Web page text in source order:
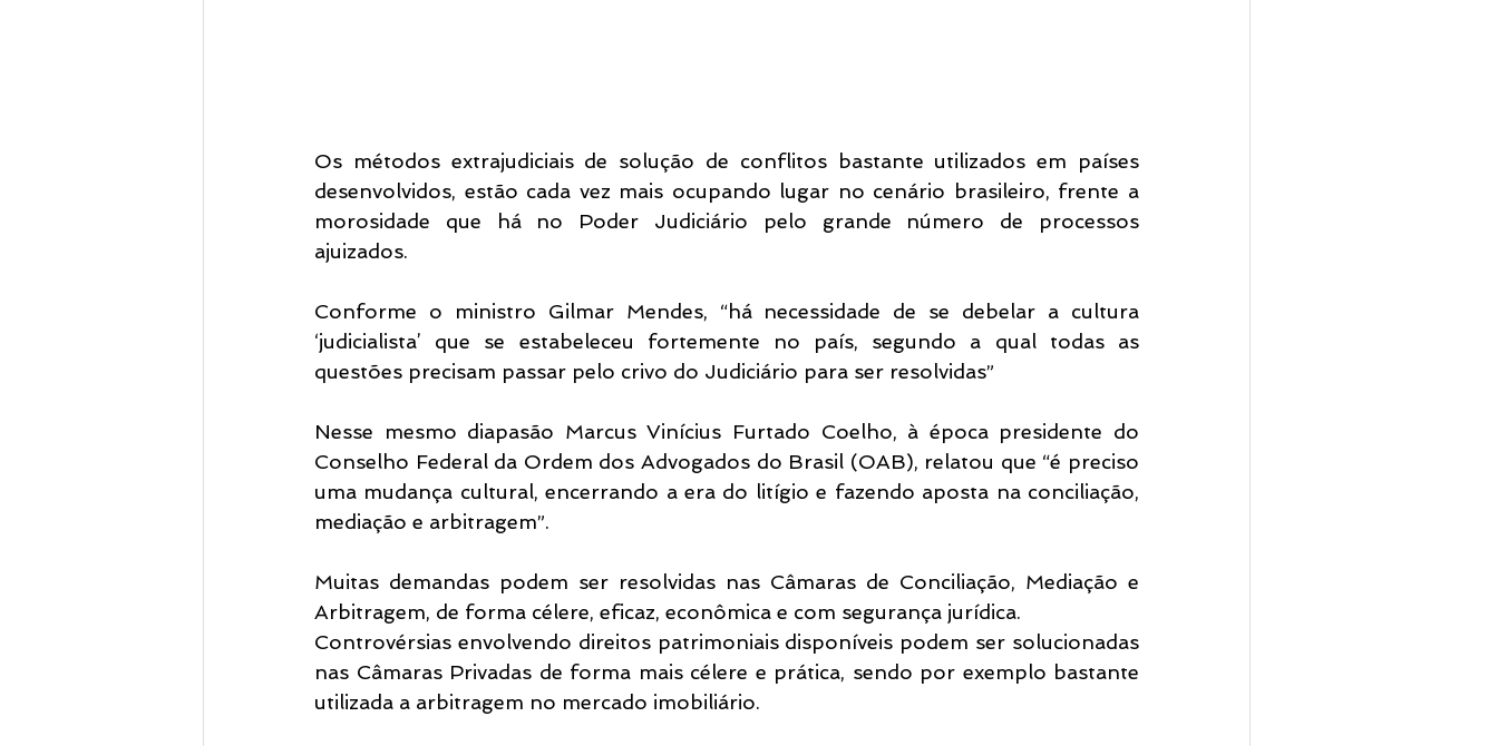
Os métodos extrajudiciais de solução de conflitos bastante utilizados em países
desenvolvidos, estão cada vez mais ocupando lugar no cenário brasileiro, frente a
morosidade que há no Poder Judiciário pelo grande número de processos
ajuizados.
Conforme o ministro Gilmar Mendes, “há necessidade de se debelar a cultura
‘judicialista’ que se estabeleceu fortemente no país, segundo a qual todas as
questões precisam passar pelo crivo do Judiciário para ser resolvidas”
Nesse mesmo diapasão Marcus Vinícius Furtado Coelho, à época presidente do
Conselho Federal da Ordem dos Advogados do Brasil (OAB), relatou que “é preciso
uma mudança cultural, encerrando a era do litígio e fazendo aposta na conciliação,
mediação e arbitragem”.
Muitas demandas podem ser resolvidas nas Câmaras de Conciliação, Mediação e
Arbitragem, de forma célere, eficaz, econômica e com segurança jurídica.
Controvérsias envolvendo direitos patrimoniais disponíveis podem ser solucionadas
nas Câmaras Privadas de forma mais célere e prática, sendo por exemplo bastante
utilizada a arbitragem no mercado imobiliário.